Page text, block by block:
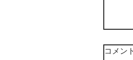
コメント